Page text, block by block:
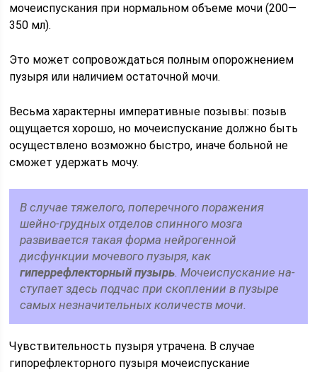
мочеиспускания при нормальном объеме мочи (200—
350 мл).
Это может сопровождаться полным опорожнением
пузыря или на­личием остаточной мочи.
Весьма характерны императивные позывы: по­зыв
ощущается хорошо, но мочеиспускание должно быть
осуществлено воз­можно быстро, иначе больной не
сможет удержать мочу.
В случае тяжелого, поперечного поражения
шейно-грудных отделов спин­ного мозга
развивается такая форма нейрогенной
дисфункции мочевого пузыря, как
гиперрефлекторный пузырь. Мочеиспускание на­
ступает здесь подчас при скоплении в пузыре
самых незначительных коли­честв мочи.
Чувствительность пузыря утрачена. В случае
гипорефлекторного пузыря мочеиспускание